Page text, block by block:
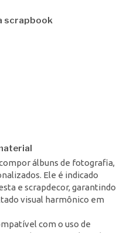
scrapbook
álbuns de fotografia,
Ele é indicado
e scrapdecor, garantindo
visual harmônico em
com o uso de